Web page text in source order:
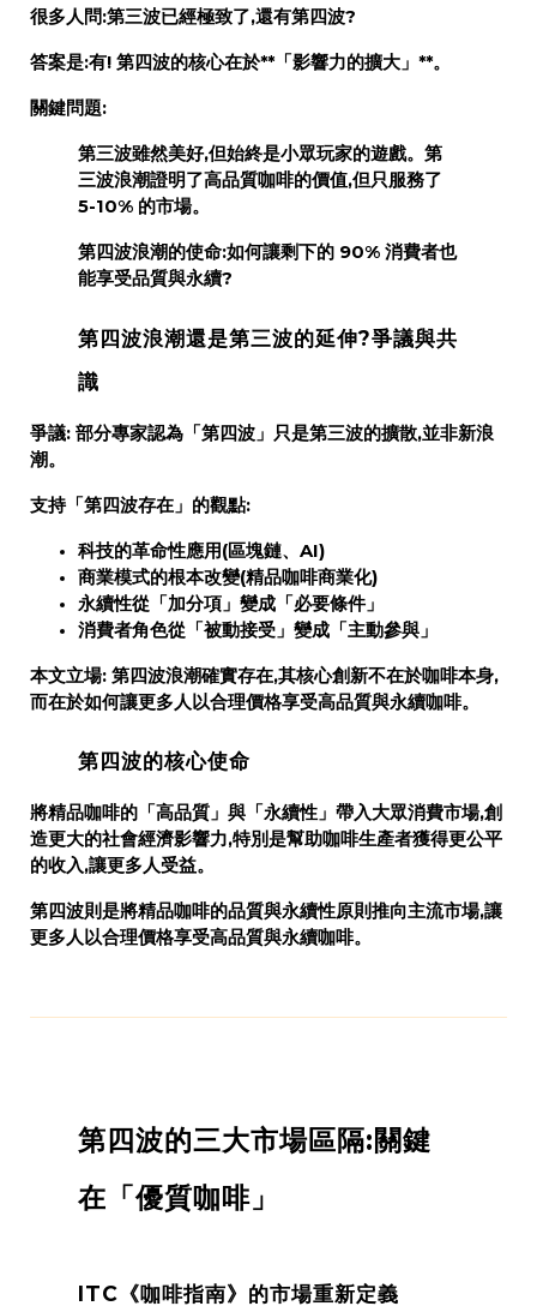
很多人問:第三波已經極致了,還有第四波?
答案是:有! 第四波的核心在於**「影響力的擴大」**。
關鍵問題:
第三波雖然美好,但始終是小眾玩家的遊戲。第
三波浪潮證明了高品質咖啡的價值,但只服務了
5-10% 的市場。
第四波浪潮的使命:如何讓剩下的 90% 消費者也
能享受品質與永續?
第四波浪潮還是第三波的延伸?爭議與共
識
爭議: 部分專家認為「第四波」只是第三波的擴散,並非新浪
潮。
支持「第四波存在」的觀點:
科技的革命性應用(區塊鏈、AI)
商業模式的根本改變(精品咖啡商業化)
永續性從「加分項」變成「必要條件」
消費者角色從「被動接受」變成「主動參與」
本文立場: 第四波浪潮確實存在,其核心創新不在於咖啡本身,
而在於如何讓更多人以合理價格享受高品質與永續咖啡。
第四波的核心使命
將精品咖啡的「高品質」與「永續性」帶入大眾消費市場,創
造更大的社會經濟影響力,特別是幫助咖啡生產者獲得更公平
的收入,讓更多人受益。
第四波則是將精品咖啡的品質與永續性原則推向主流市場,讓
更多人以合理價格享受高品質與永續咖啡。
第四波的三大市場區隔:關鍵
在「優質咖啡」
ITC《咖啡指南》的市場重新定義